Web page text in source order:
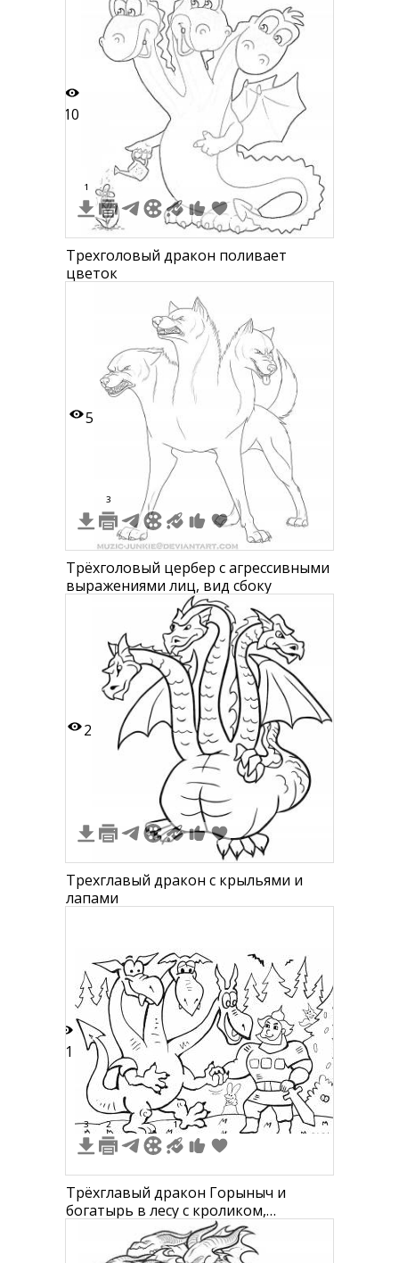
10
1
Трехголовый дракон поливает
цветок
5
3
Трёхголовый цербер с агрессивными
выражениями лиц, вид сбоку
2
Трехглавый дракон с крыльями и
лапами
11
3 2 1
Трёхглавый дракон Горыныч и
богатырь в лесу с кроликом,
летучими мышами и деревьями